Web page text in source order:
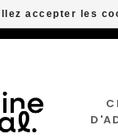
accepter les